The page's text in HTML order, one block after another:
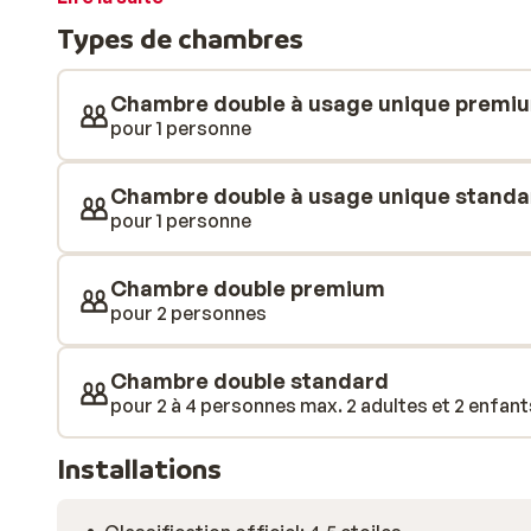
transat avec une boisson commandée au bar de la
Les chambres sont décorées de manière moderne,
le soir après une journée de visites ou de découverte
Types de chambres
Chambre double à usage unique
pour 1 personne
Chambre double à usage unique
pour 1 personne
Chambre double premium
pour 2 personnes
Chambre double standard
pour 2 à 4 personnes max. 2 adultes et 2
Installations